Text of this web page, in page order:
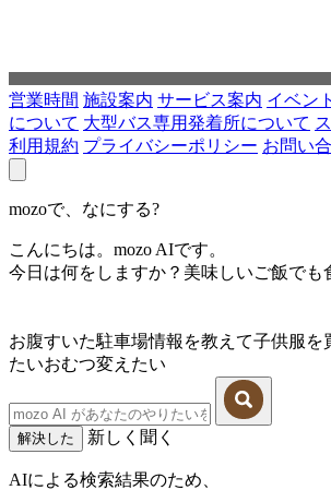
営業時間 施設案内 サービス案内 イベン
について 大型バス専用発着所について
利用規約 プライバシーポリシー お問い
mozoで、なにする?
こんにちは。mozo AIです。
今日は何をしますか？美味しいご飯でも
お腹すいた駐車場情報を教えて子供服を
たいおむつ変えたい
解決した 新しく聞く
AIによる検索結果のため、